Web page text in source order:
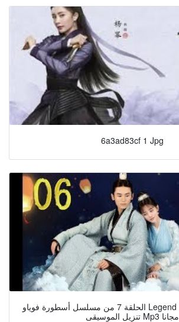
6a3ad83cf 1 Jpg
الحلقة 7 من مسلسل أسطورة فوياو Legend Of Fuyao مترجمة
تنزيل الموسيقى Mp3 مجانا